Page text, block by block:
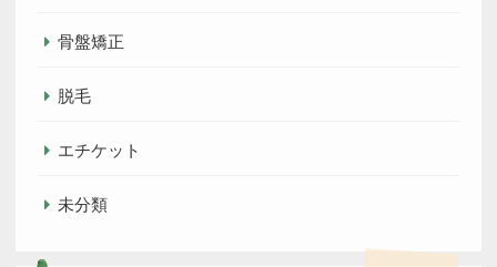
骨盤矯正
脱毛
エチケット
未分類